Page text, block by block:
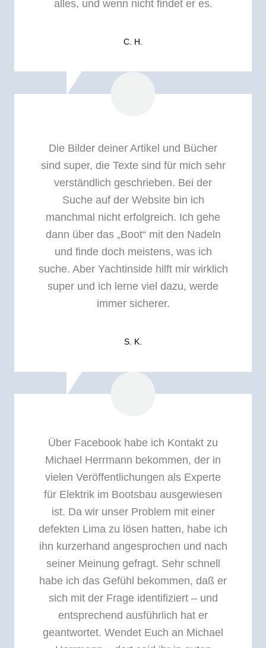
alles, und wenn nicht findet er es.
C. H.
Die Bilder deiner Artikel und Bücher
sind super, die Texte sind für mich sehr
verständlich geschrieben. Bei der
Suche auf der Website bin ich
manchmal nicht erfolgreich. Ich gehe
dann über das „Boot“ mit den Nadeln
und finde doch meistens, was ich
suche. Aber Yachtinside hilft mir wirklich
super und ich lerne viel dazu, werde
immer sicherer.
S. K.
Über Facebook habe ich Kontakt zu
Michael Herrmann bekommen, der in
vielen Veröffentlichungen als Experte
für Elektrik im Bootsbau ausgewiesen
ist. Da wir unser Problem mit einer
defekten Lima zu lösen hatten, habe ich
ihn kurzerhand angesprochen und nach
seiner Meinung gefragt. Sehr schnell
habe ich das Gefühl bekommen, daß er
sich mit der Frage identifiziert – und
entsprechend ausführlich hat er
geantwortet. Wendet Euch an Michael